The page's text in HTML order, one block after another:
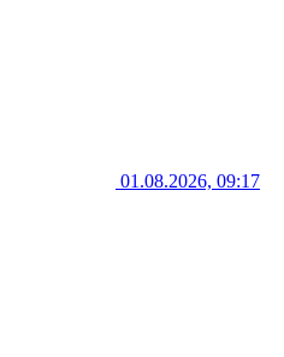
01.08.2026, 09:17